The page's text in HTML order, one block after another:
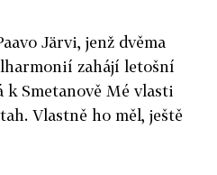
Järvi, jenž dvěma
zahájí letošní
k Smetanově Mé vlasti
Vlastně ho měl, ještě